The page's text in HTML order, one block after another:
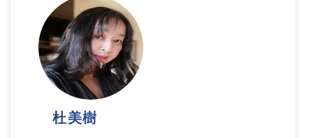
杜美樹